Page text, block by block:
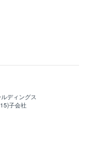
ており、若い
ます。
ュフローで
ディングス
子会社